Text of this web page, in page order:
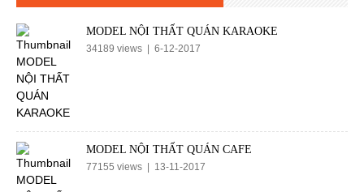
MODEL NỘI THẤT QUÁN KARAOKE
34189 views | 6-12-2017
MODEL NỘI THẤT QUÁN CAFE
77155 views | 13-11-2017